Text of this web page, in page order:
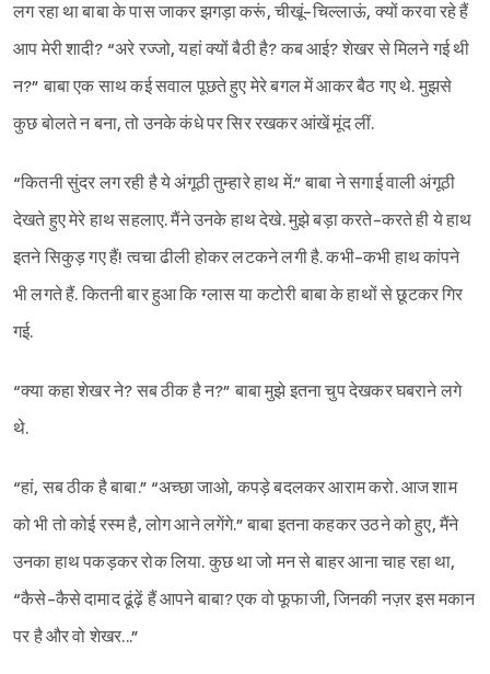
Sign in
लग रहा था बाबा के पास जाकर झगड़ा करूं, चीखूं-चिल्लाऊं, क्यों करवा रहे हैं
आप मेरी शादी? “अरे रज्जो, यहां क्यों बैठी है? कब आई? शेखर से मिलने गई थी
न?” बाबा एक साथ कई सवाल पूछते हुए मेरे बगल में आकर बैठ गए थे. मुझसे
कुछ बोलते न बना, तो उनके कंधे पर सिर रखकर आंखें मूंद लीं.
“कितनी सुंदर लग रही है ये अंगूठी तुम्हारे हाथ में.” बाबा ने सगाई वाली अंगूठी
देखते हुए मेरे हाथ सहलाए. मैंने उनके हाथ देखे. मुझे बड़ा करते-करते ही ये हाथ
इतने सिकुड़ गए हैं! त्वचा ढीली होकर लटकने लगी है. कभी-कभी हाथ कांपने
भी लगते हैं. कितनी बार हुआ कि ग्लास या कटोरी बाबा के हाथों से छूटकर गिर
गई.
“क्या कहा शेखर ने? सब ठीक है न?” बाबा मुझे इतना चुप देखकर घबराने लगे
थे.
“हां, सब ठीक है बाबा.” “अच्छा जाओ, कपड़े बदलकर आराम करो. आज शाम
को भी तो कोई रस्म है, लोग आने लगेंगे.” बाबा इतना कहकर उठने को हुए, मैंने
उनका हाथ पकड़कर रोक लिया. कुछ था जो मन से बाहर आना चाह रहा था,
“कैसे-कैसे दामाद ढूंढ़ें हैं आपने बाबा? एक वो फूफाजी, जिनकी नज़र इस मकान
पर है और वो शेखर...”